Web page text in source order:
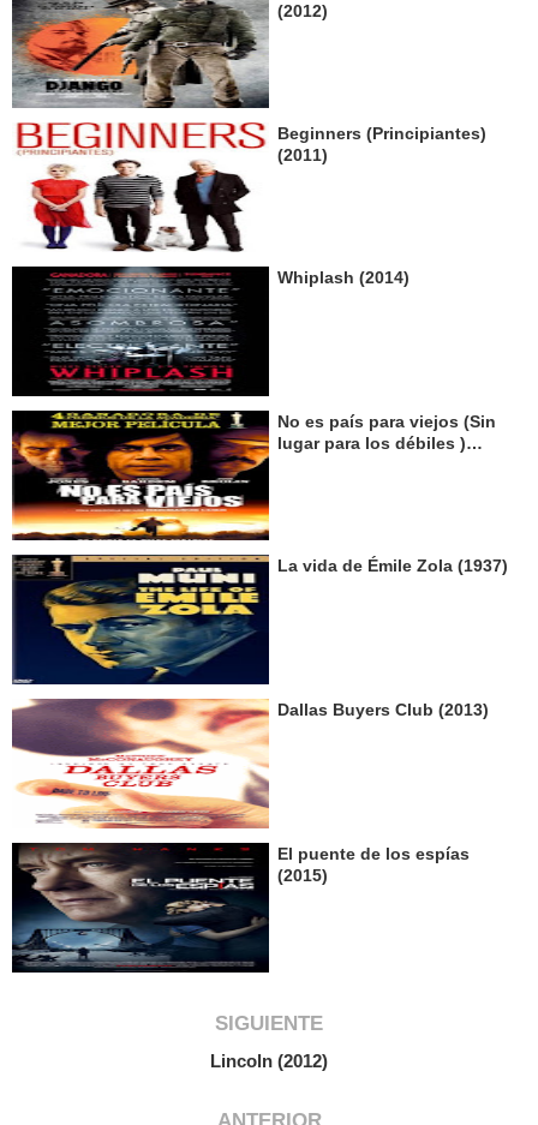
(2012)
Beginners (Principiantes)
(2011)
Whiplash (2014)
No es país para viejos (Sin
lugar para los débiles )
La vida de Émile Zola (1937)
Dallas Buyers Club (2013)
El puente de los espías
(2015)
SIGUIENTE
Lincoln (2012)